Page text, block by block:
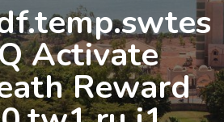
Activate
Reward